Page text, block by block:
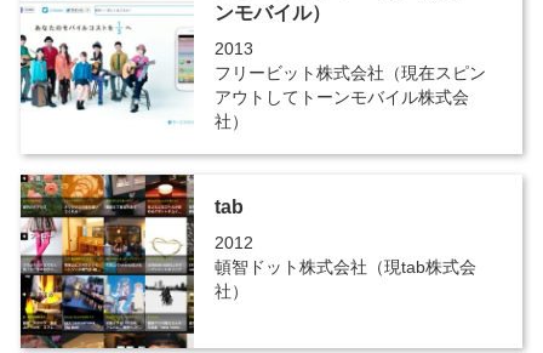
ンモバイル）
2013
フリービット株式会社（現在スピン
アウトしてトーンモバイル株式会
社）
tab
2012
頓智ドット株式会社（現tab株式会
社）